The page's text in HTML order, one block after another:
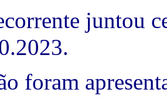
juntou
foram